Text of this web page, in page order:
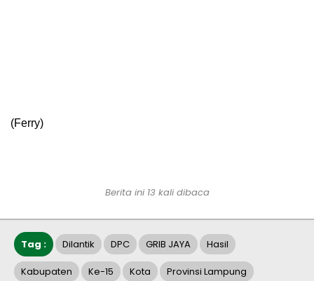
(Ferry)
Berita ini 13 kali dibaca
Tag : Dilantik DPC GRIB JAYA Hasil
Kabupaten Ke-15 Kota Provinsi Lampung